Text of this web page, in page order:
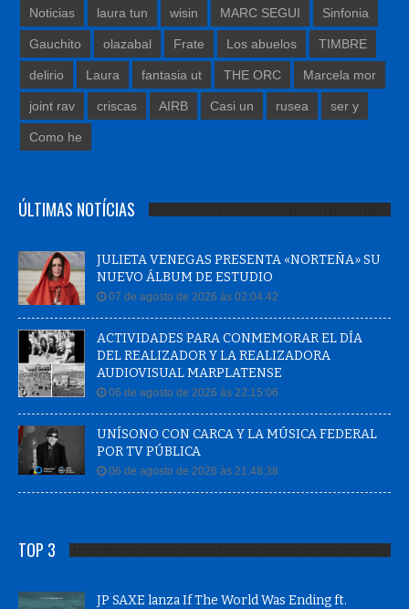
Noticias laura tun wisin MARC SEGUI Sinfonia
Gauchito olazabal Frate Los abuelos TIMBRE
delirio Laura fantasia ut THE ORC Marcela mor
joint rav criscas AIRB Casi un rusea ser y
Como he
ÚLTIMAS NOTÍCIAS
JULIETA VENEGAS PRESENTA «NORTEÑA» SU
NUEVO ÁLBUM DE ESTUDIO
07 de agosto de 2026 às 02:04:42
ACTIVIDADES PARA CONMEMORAR EL DÍA
DEL REALIZADOR Y LA REALIZADORA
AUDIOVISUAL MARPLATENSE
06 de agosto de 2026 às 22:15:06
UNÍSONO CON CARCA Y LA MÚSICA FEDERAL
POR TV PÚBLICA
06 de agosto de 2026 às 21:48:38
TOP 3
JP SAXE lanza If The World Was Ending ft.